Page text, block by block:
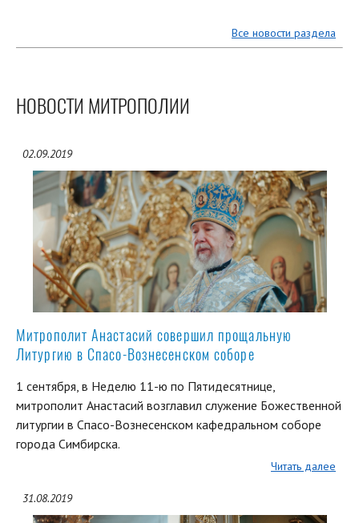
Все новости раздела
НОВОСТИ МИТРОПОЛИИ
02.09.2019
Митрополит Анастасий совершил прощальную
Литургию в Спасо-Вознесенском соборе
1 сентября, в Неделю 11-ю по Пятидесятнице,
митрополит Анастасий возглавил служение Божественной
литургии в Спасо-Вознесенском кафедральном соборе
города Симбирска.
Читать далее
31.08.2019